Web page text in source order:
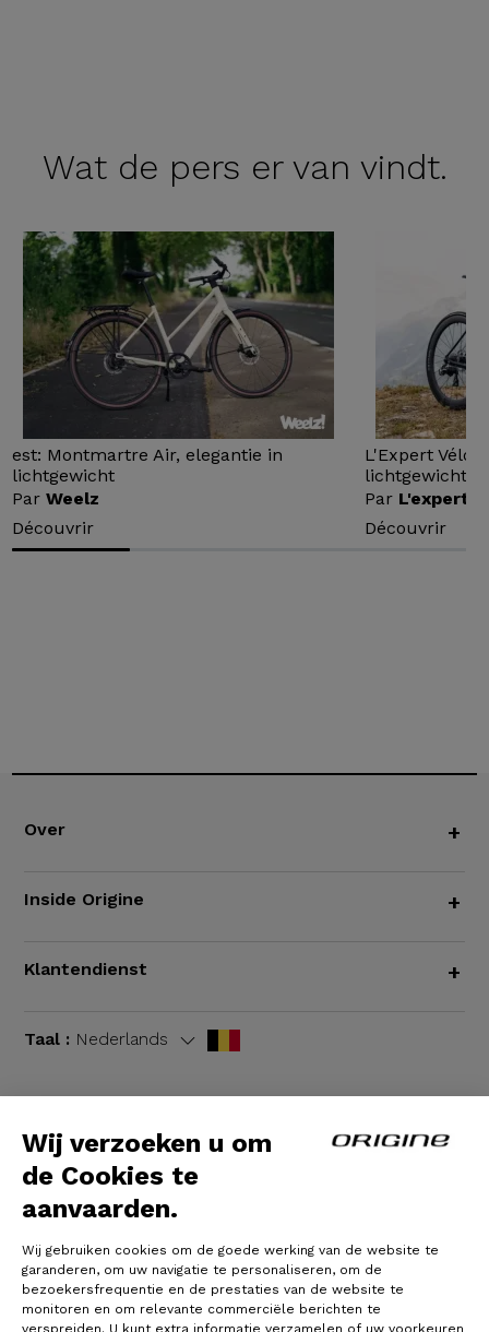
Wij verzoeken u om
de Cookies te
aanvaarden.
Wij gebruiken cookies om de goede werking van de website te
garanderen, om uw navigatie te personaliseren, om de
bezoekersfrequentie en de prestaties van de website te
monitoren en om relevante commerciële berichten te
verspreiden. U kunt extra informatie verzamelen of uw voorkeuren
Wat de pers er van vindt.
est: Montmartre Air, elegantie in
lichtgewicht
ParWeelz
Découvrir
L'Expert Vélo
lichtgewicht...
Par L'expert
Découvrir
Over +
Inside Origine +
Klantendienst +
Taal : Nederlands
Algemene voorwaarden |